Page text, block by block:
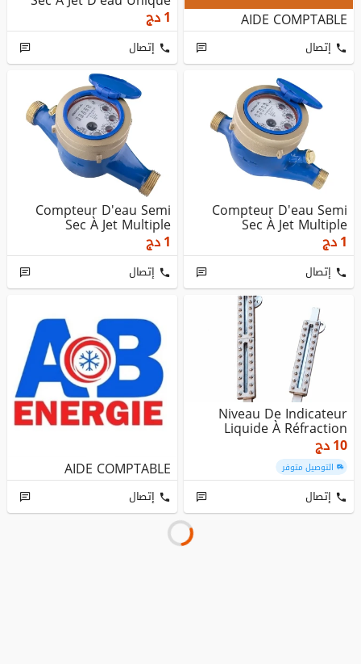
AIDE COMPTABLE
إتصال
1دج
إتصال
Compteur D'eau Semi
Sec À Jet Multiple
1دج
إتصال
Compteur D'eau Semi
Sec À Jet Multiple
1دج
إتصال
Niveau De Indicateur
Liquide À Réfraction
10دج
التوصيل متوفر
إتصال
AIDE COMPTABLE
إتصال